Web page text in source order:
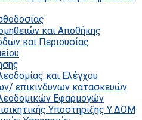
και Αποθήκης
και Περιουσίας
και Ελέγχου
επικίνδυνων κατασκευών
Εφαρμογών
Υποστήριξης Υ.ΔΟΜ